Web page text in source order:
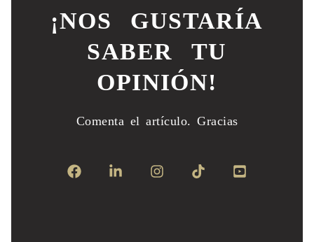
¡NOS GUSTARÍA
SABER TU
OPINIÓN!
Comenta el artículo. Gracias